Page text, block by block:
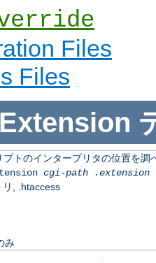
Files
Files
プトのインタープリタの位置を調
cgi-path
.extension
リ, .htaccess
み